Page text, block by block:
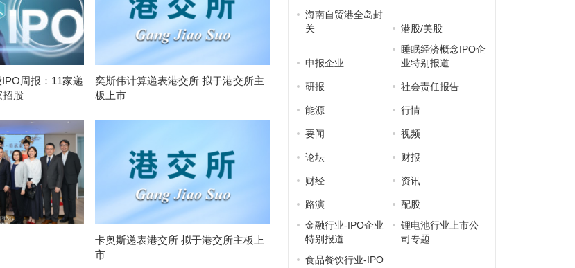
周报：11家递
招股
奕斯伟计算递表港交所 拟于港交所主
板上市
卡奥斯递表港交所 拟于港交所主板上
市
海南自贸港全岛封
关
港股/美股
申报企业
睡眠经济概念IPO企
业特别报道
研报 社会责任报告
能源 行情
要闻 视频
论坛 财报
财经 资讯
路演
配股
金融行业-IPO企业
特别报道
锂电池行业上市公
司专题
食品餐饮行业-IPO